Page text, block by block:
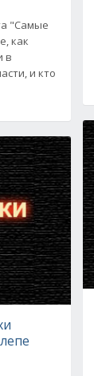
"Самые
как
в
и кто